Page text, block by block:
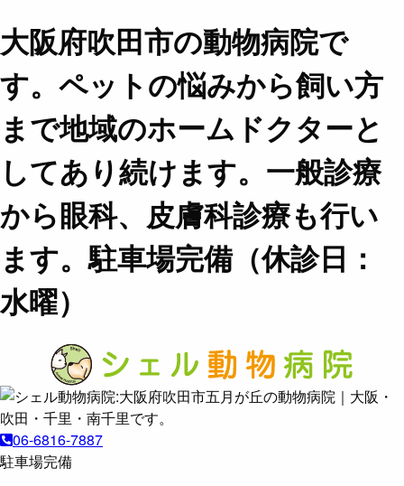
大阪府吹田市の動物病院で
す。ペットの悩みから飼い方
まで地域のホームドクターと
してあり続けます。一般診療
から眼科、皮膚科診療も行い
ます。駐車場完備（休診日：
水曜）
06-6816-7887
駐車場完備